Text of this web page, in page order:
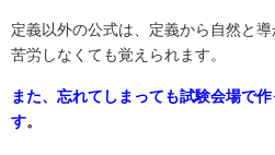
定義以外の公式は、定義から自然と
苦労しなくても覚えられます。
また、忘れてしまっても試験会場で
す。